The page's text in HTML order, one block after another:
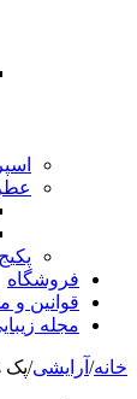
عطر
فروشگاه
قوانین
مجله
خانه/ آرایشی/پک